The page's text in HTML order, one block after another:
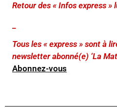
Retour des « Infos express »
Tous les « express » sont à
newsletter abonné(e) ‘La
Abonnez-vous